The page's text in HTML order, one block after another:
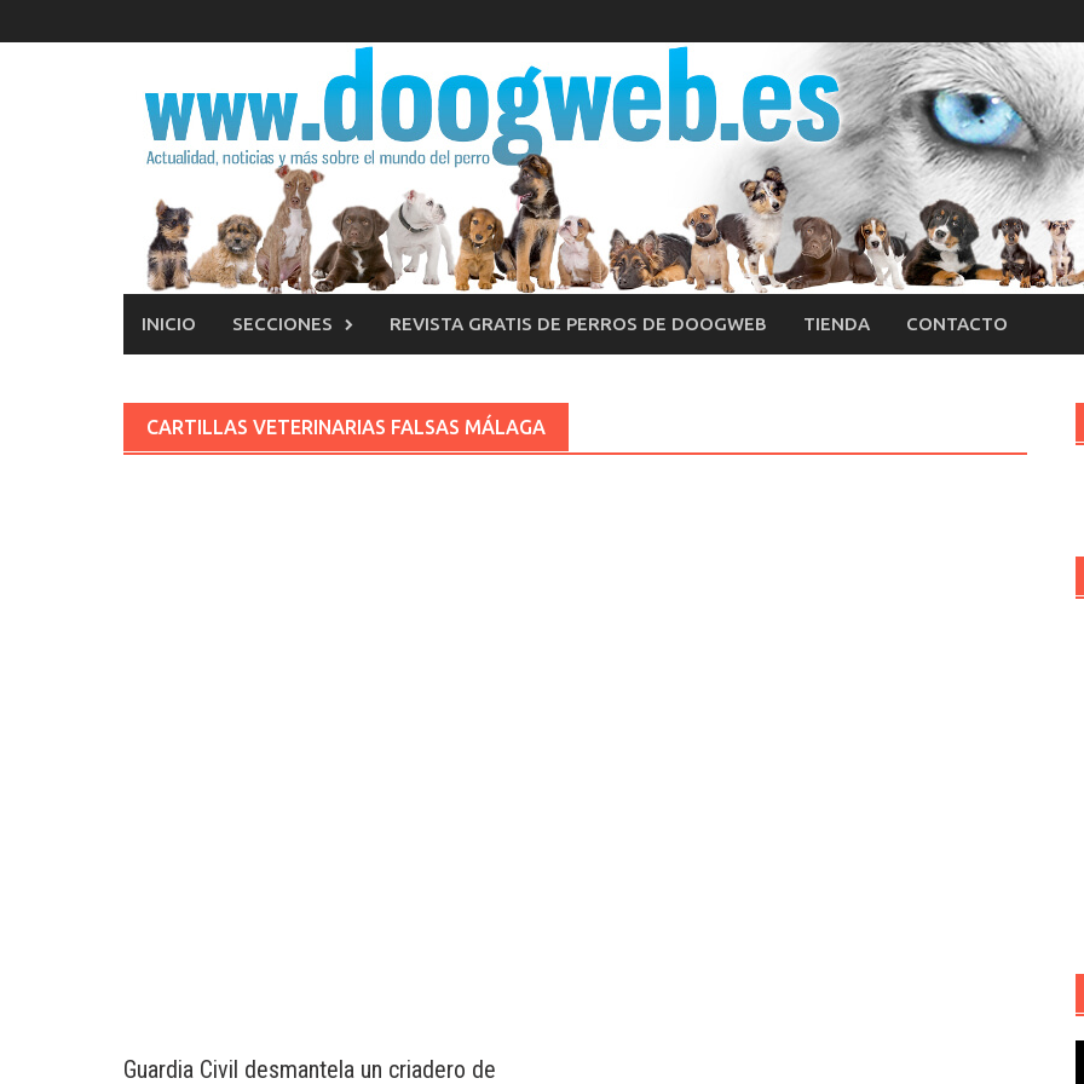
al
INICIO SECCIONES REVISTA GRATIS DE PERROS DE DOOGWEB TIENDA CONTACTO
CARTILLAS VETERINARIAS FALSAS MÁLAGA
Guardia Civil desmantela un criadero de